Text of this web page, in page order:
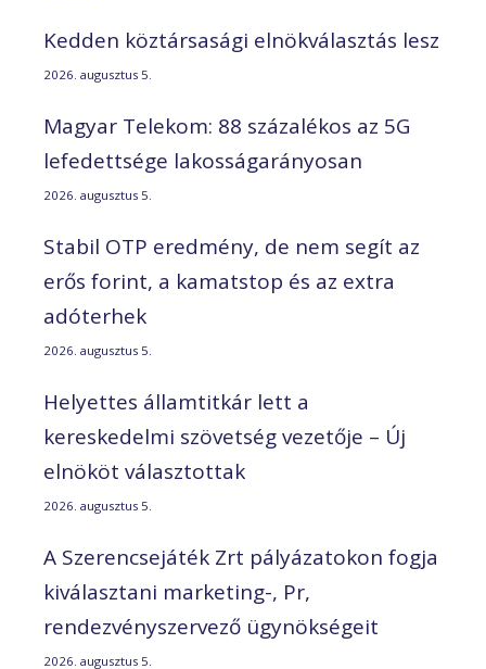
Kedden köztársasági elnökválasztás lesz
2026. augusztus 5.
Magyar Telekom: 88 százalékos az 5G
lefedettsége lakosságarányosan
2026. augusztus 5.
Stabil OTP eredmény, de nem segít az
erős forint, a kamatstop és az extra
adóterhek
2026. augusztus 5.
Helyettes államtitkár lett a
kereskedelmi szövetség vezetője – Új
elnököt választottak
2026. augusztus 5.
A Szerencsejáték Zrt pályázatokon fogja
kiválasztani marketing-, Pr,
rendezvényszervező ügynökségeit
2026. augusztus 5.